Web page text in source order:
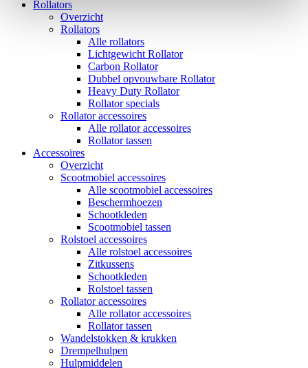
Rollators
Overzicht
Rollators
Alle rollators
Lichtgewicht Rollator
Carbon Rollator
Dubbel opvouwbare Rollator
Heavy Duty Rollator
Rollator specials
Rollator accessoires
Alle rollator accessoires
Rollator tassen
Accessoires
Overzicht
Scootmobiel accessoires
Alle scootmobiel accessoires
Beschermhoezen
Schootkleden
Scootmobiel tassen
Rolstoel accessoires
Alle rolstoel accessoires
Zitkussens
Schootkleden
Rolstoel tassen
Rollator accessoires
Alle rollator accessoires
Rollator tassen
Wandelstokken & krukken
Drempelhulpen
Hulpmiddelen